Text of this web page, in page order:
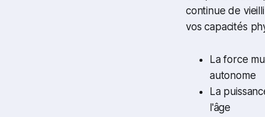
continue de
vos capacités
La force
autonome
La
l'âge